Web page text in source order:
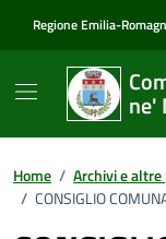
Regione Emilia-
ne'
Home / Archivi e altre
/ CONSIGLIO